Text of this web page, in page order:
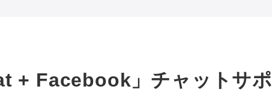
+ Facebook」チャットサポ